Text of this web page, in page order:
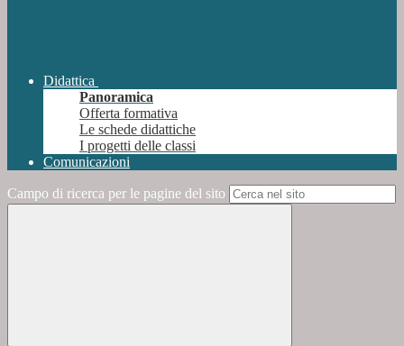
Didattica
Panoramica
Offerta formativa
Le schede didattiche
I progetti delle classi
Comunicazioni
Campo di ricerca per le pagine del sito